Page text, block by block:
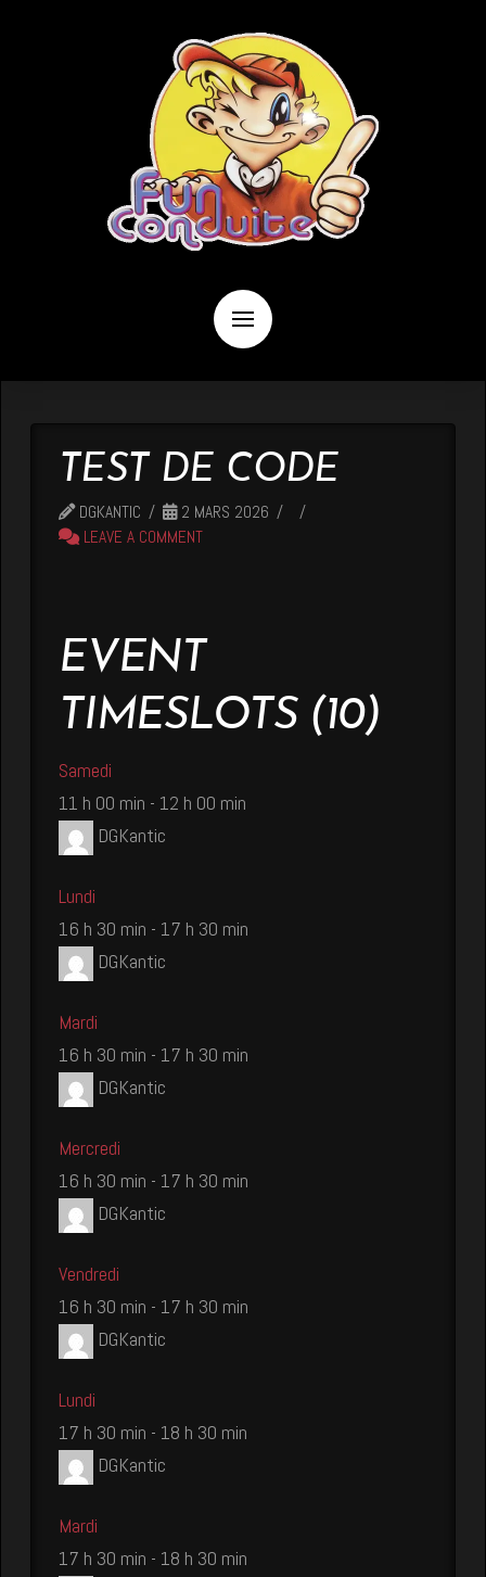
TEST DE CODE
DGKANTIC
2 MARS 2026
LEAVE A COMMENT
EVENT
TIMESLOTS (10)
Samedi
11 h 00 min - 12 h 00 min
DGKantic
Lundi
16 h 30 min - 17 h 30 min
DGKantic
Mardi
16 h 30 min - 17 h 30 min
DGKantic
Mercredi
16 h 30 min - 17 h 30 min
DGKantic
Vendredi
16 h 30 min - 17 h 30 min
DGKantic
Lundi
17 h 30 min - 18 h 30 min
DGKantic
Mardi
17 h 30 min - 18 h 30 min